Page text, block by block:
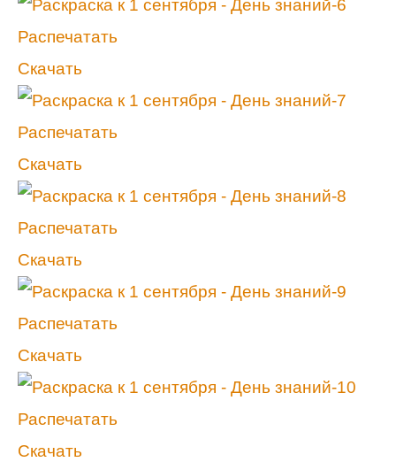
Распечатать
Скачать
Распечатать
Скачать
Распечатать
Скачать
Распечатать
Скачать
Распечатать
Скачать